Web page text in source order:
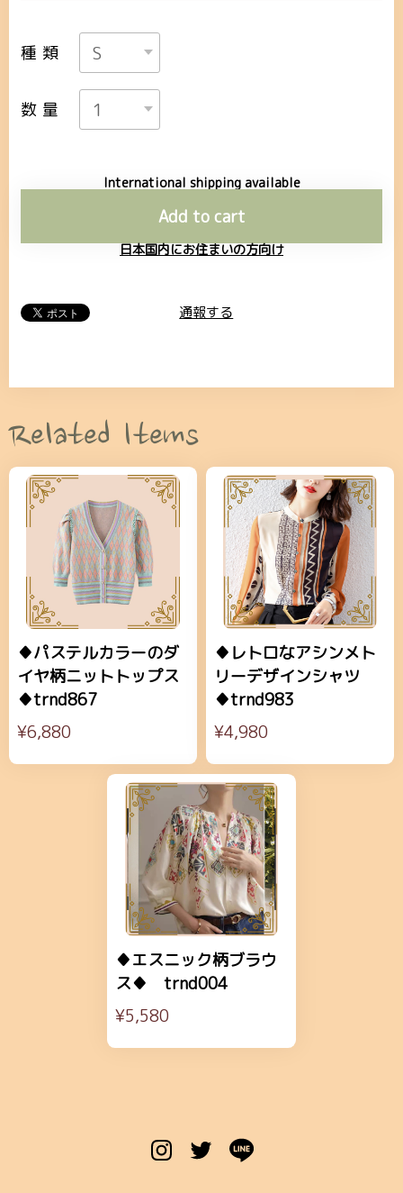
種類
数量
International shipping available
Add to cart
日本国内にお住まいの方向け
通報する
Related Items
♦パステルカラーのダ
イヤ柄ニットトップス
♦trnd867
¥6,880
♦レトロなアシンメト
リーデザインシャツ
♦trnd983
¥4,980
♦エスニック柄ブラウ
ス♦ trnd004
¥5,580